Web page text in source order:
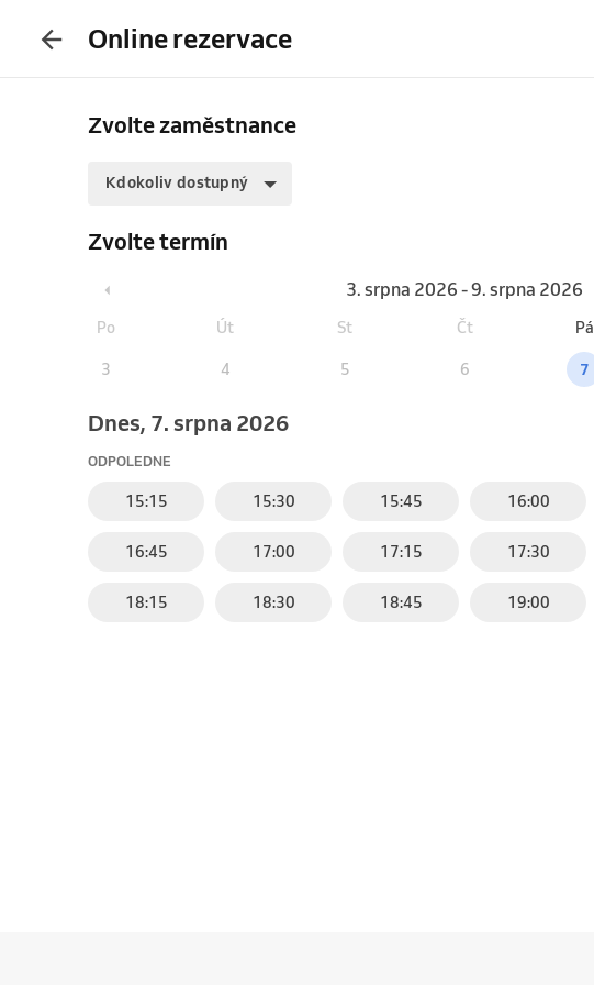
Online rezervace
Zvolte zaměstnance
Kdokoliv dostupný
Zvolte termín
3. srpna 2026 - 9. srpna 2026
Po Út St Čt Pá
3 4 5 6 7
Dnes, 7. srpna 2026
ODPOLEDNE
15:15 15:30 15:45 16:00
16:45 17:00 17:15 17:30
18:15 18:30 18:45 19:00